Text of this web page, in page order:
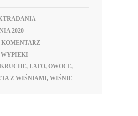
2020
KOMENTARZ
WYPIEKI
KRUCHE, LATO, OWOCE,
Z WIŚNIAMI, WIŚNIE